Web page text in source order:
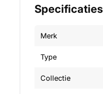
Specificaties
Merk
Type
Collectie